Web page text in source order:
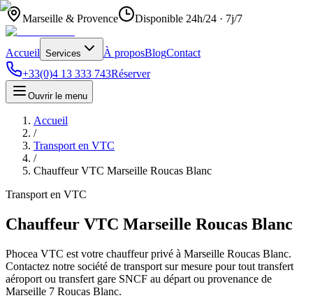
Marseille & Provence Disponible 24h/24 · 7j/7
Accueil Services À proposBlogContact
+33(0)4 13 333 743Réserver
Ouvrir le menu
Accueil
/
Transport en VTC
/
Chauffeur VTC Marseille Roucas Blanc
Transport en VTC
Chauffeur VTC Marseille Roucas Blanc
Phocea VTC est votre chauffeur privé à Marseille Roucas Blanc.
Contactez notre société de transport sur mesure pour tout transfert
aéroport ou transfert gare SNCF au départ ou provenance de
Marseille 7 Roucas Blanc.